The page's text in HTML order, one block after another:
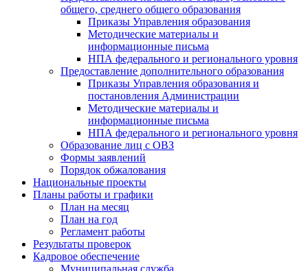
общего, среднего общего образования
Приказы Управления образования
Методические материалы и
информационные письма
НПА федерального и регионального уровня
Предоставление дополнительного образования
Приказы Управления образования и
постановления Администрации
Методические материалы и
информационные письма
НПА федерального и регионального уровня
Образование лиц с ОВЗ
Формы заявлений
Порядок обжалования
Национальные проекты
Планы работы и графики
План на месяц
План на год
Регламент работы
Результаты проверок
Кадровое обеспечение